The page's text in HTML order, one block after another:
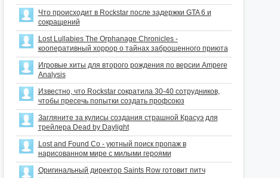
Что происходит в Rockstar после задержки GTA 6 и
сокращений
Lost Lullabies The Orphanage Chronicles -
кооперативный хоррор о тайнах заброшенного приюта
Игровые хиты для второго рождения по версии Ampere
Analysis
Известно, что Rockstar сократила 30-40 сотрудников,
чтобы пресечь попытки создать профсоюз
Загляните за кулисы создания страшной Красуэ для
трейлера Dead by Daylight
Lost and Found Co - уютный поиск пропаж в
нарисованном мире с милыми героями
Оригинальный директор Saints Row готовит питч